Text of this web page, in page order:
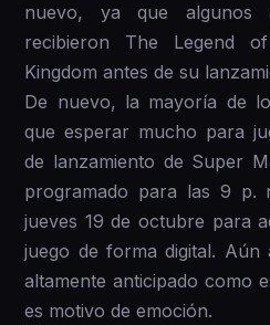
nuevo, ya que algunos
recibieron The Legend
Kingdom antes de su
De nuevo, la mayoría de
que esperar mucho para
de lanzamiento de Super
programado para las 9 p.
jueves 19 de octubre para
juego de forma digital. Aún
altamente anticipado como
es motivo de emoción.